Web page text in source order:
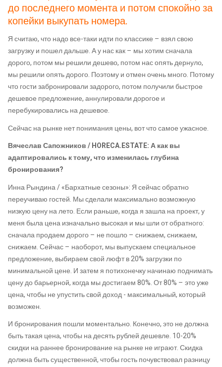
до последнего момента и потом спокойно за
копейки выкупать номера.
Я считаю, что надо все-таки идти по классике – взял свою
загрузку и пошел дальше. А у нас как – мы хотим сначала
дорого, потом мы решили дешево, потом нас опять дернуло,
мы решили опять дорого. Поэтому и отмен очень много. Потому
что гости забронировали задорого, потом получили быстрое
дешевое предложение, аннулировали дорогое и
перебукировались на дешевое.
Сейчас на рынке нет понимания цены, вот что самое ужасное.
Вячеслав Сапожников / HORECA.ESTATE: А как вы
адаптировались к тому, что изменилась глубина
бронирования?
Инна Рындина / «Бархатные сезоны»: Я сейчас обратно
переучиваю гостей. Мы сделали максимально возможную
низкую цену на лето. Если раньше, когда я зашла на проект, у
меня была цена изначально высокая и мы шли от обратного:
сначала продаем дорого – не пошло – снижаем, снижаем,
снижаем. Сейчас – наоборот, мы выпускаем специальное
предложение, выбираем свой люфт в 20% загрузки по
минимальной цене. И затем я потихонечку начинаю поднимать
цену до барьерной, когда мы достигаем 80%. От 80% – это уже
цена, чтобы не упустить свой доход - максимальный, который
возможен.
И бронирования пошли моментально. Конечно, это не должна
быть такая цена, чтобы на десять рублей дешевле. 10-20%
скидки на раннее бронирование на рынке не играют. Скидка
должна быть существенной, чтобы гость почувствовал разницу